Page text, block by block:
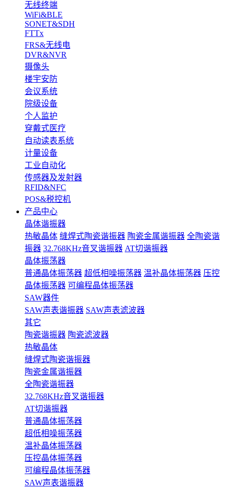
无线终端
WiFi&BLE
SONET&SDH
FTTx
FRS&无线电
DVR&NVR
摄像头
楼宇安防
会议系统
院级设备
个人监护
穿戴式医疗
自动读表系统
计量设备
工业自动化
传感器及发射器
RFID&NFC
POS&税控机
产品中心
晶体谐振器
热敏晶体 缝焊式陶瓷谐振器 陶瓷金属谐振器 全陶瓷谐
振器 32.768KHz音叉谐振器 AT切谐振器
晶体振荡器
普通晶体振荡器 超低相噪振荡器 温补晶体振荡器 压控
晶体振荡器 可编程晶体振荡器
SAW器件
SAW声表谐振器 SAW声表滤波器
其它
陶瓷谐振器 陶瓷滤波器
热敏晶体
缝焊式陶瓷谐振器
陶瓷金属谐振器
全陶瓷谐振器
32.768KHz音叉谐振器
AT切谐振器
普通晶体振荡器
超低相噪振荡器
温补晶体振荡器
压控晶体振荡器
可编程晶体振荡器
SAW声表谐振器